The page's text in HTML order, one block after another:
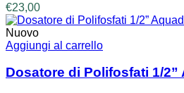
€23,00
Nuovo
Aggiungi al carrello
Dosatore di Polifosfati 1/2”